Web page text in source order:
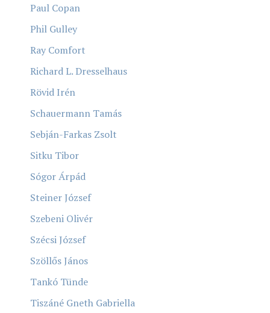
Paul Copan
Phil Gulley
Ray Comfort
Richard L. Dresselhaus
Rövid Irén
Schauermann Tamás
Sebján-Farkas Zsolt
Sitku Tibor
Sógor Árpád
Steiner József
Szebeni Olivér
Szécsi József
Szöllős János
Tankó Tünde
Tiszáné Gneth Gabriella